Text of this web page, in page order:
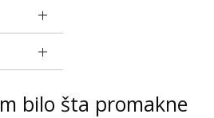
bilo šta promakne